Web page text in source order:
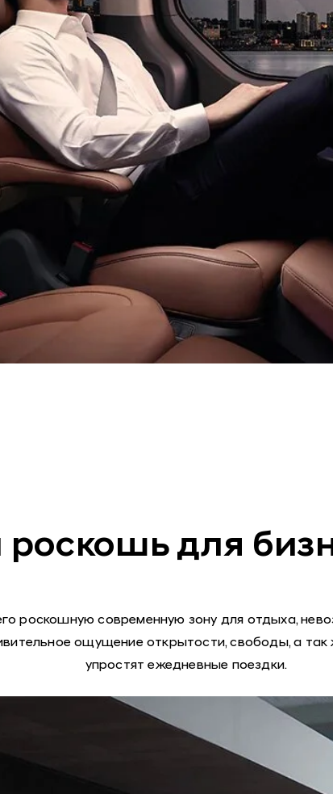
для
роскошную современную зону для отдыха,
ощущение открытости, свободы, а так
упростят ежедневные поездки.